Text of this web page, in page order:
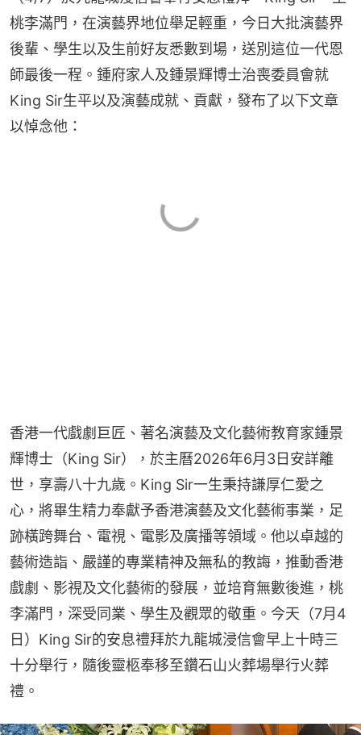
桃李滿門，在演藝界地位舉足輕重，今日大批演藝界
後輩、學生以及生前好友悉數到場，送別這位一代恩
師最後一程。鍾府家人及鍾景輝博士治喪委員會就
King Sir生平以及演藝成就、貢獻，發布了以下文章
以悼念他：
香港一代戲劇巨匠、著名演藝及文化藝術教育家鍾景
輝博士（King Sir），於主曆2026年6月3日安詳離
世，享壽八十九歲。King Sir一生秉持謙厚仁愛之
心，將畢生精力奉獻予香港演藝及文化藝術事業，足
跡橫跨舞台、電視、電影及廣播等領域。他以卓越的
藝術造詣、嚴謹的專業精神及無私的教誨，推動香港
戲劇、影視及文化藝術的發展，並培育無數後進，桃
李滿門，深受同業、學生及觀眾的敬重。今天（7月4
日）King Sir的安息禮拜於九龍城浸信會早上十時三
十分舉行，隨後靈柩奉移至鑽石山火葬場舉行火葬
禮。